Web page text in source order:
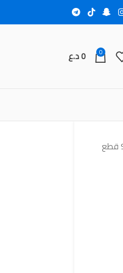
0
0د.ع